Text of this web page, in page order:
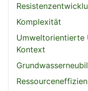
Komplexität
Umweltorientierte
Kontext